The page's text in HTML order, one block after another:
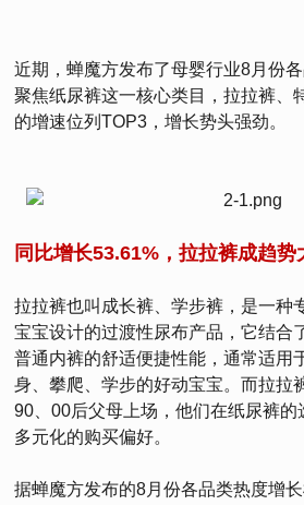
近期，蝉魔方发布了母婴行业8月份
聚焦纸尿裤这一核心类目，拉拉裤、
的增速位列TOP3，增长势头强劲。
同比增长53.61%，拉拉裤成趋势
拉拉裤也叫成长裤、学步裤，是一种
宝宝设计的过渡性尿布产品，它结合
普通内裤的舒适便捷性能，通常适用
身、攀爬、学步的好动宝宝。而拉拉
90、00后父母上场，他们在纸尿裤
多元化的购买偏好。
据蝉魔方发布的8月份各品类热度增